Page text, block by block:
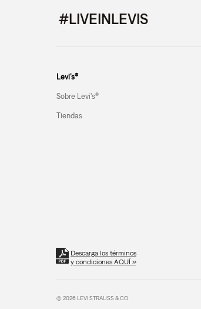
#LIVEINLEVIS
Levi’s®
Sobre Levi's®
Tiendas
Descarga los términos
y condiciones AQUÍ »
© 2026 LEVI STRAUSS & CO